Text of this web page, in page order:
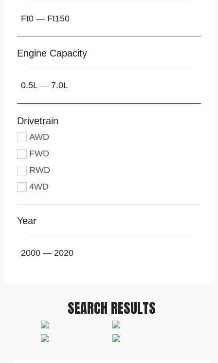
Ft0 — Ft150
Engine Capacity
0.5L— 7.0L
Drivetrain
AWD
FWD
RWD
4WD
Year
2000 — 2020
SEARCH RESULTS